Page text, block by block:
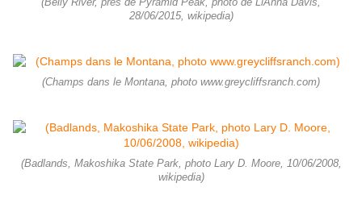
(Belly River, près de Pyramid Peak, photo de LiAnna Davis,
28/06/2015, wikipedia)
(Champs dans le Montana, photo www.greycliffsranch.com)
(Badlands, Makoshika State Park, photo Lary D. Moore, 10/06/2008,
wikipedia)